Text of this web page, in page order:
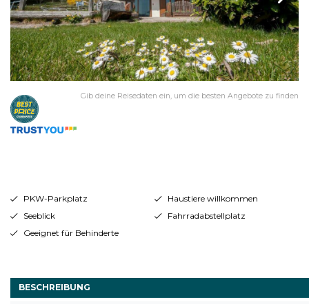
Gib deine Reisedaten ein, um die besten Angebote zu finden
PKW-Parkplatz
Haustiere willkommen
Seeblick
Fahrradabstellplatz
Geeignet für Behinderte
BESCHREIBUNG